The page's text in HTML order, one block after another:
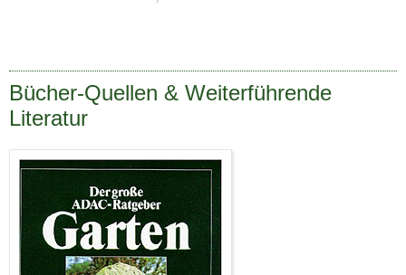
Bücher-Quellen & Weiterführende
Literatur